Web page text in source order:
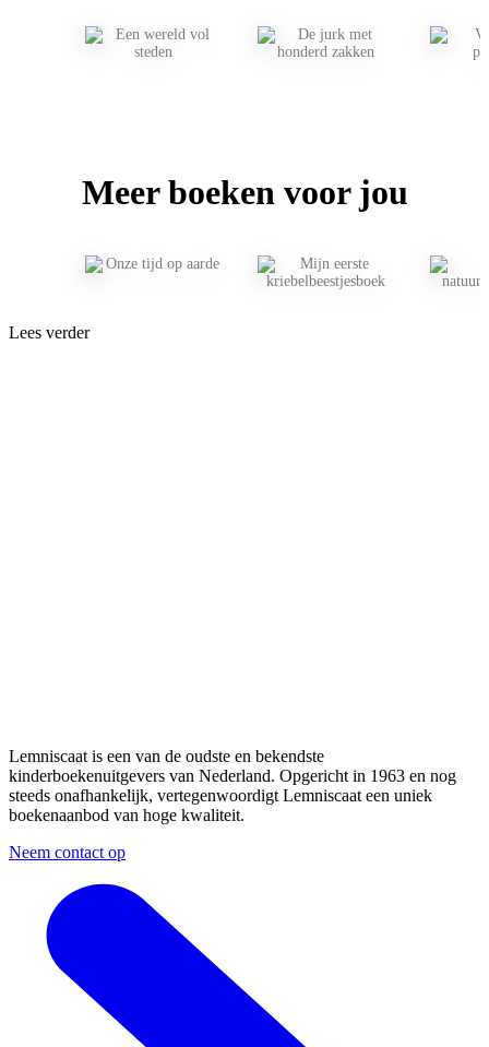
Meer boeken voor jou
Lees verder
Lemniscaat is een van de oudste en bekendste
kinderboekenuitgevers van Nederland. Opgericht in 1963 en nog
steeds onafhankelijk, vertegenwoordigt Lemniscaat een uniek
boekenaanbod van hoge kwaliteit.
Neem contact op